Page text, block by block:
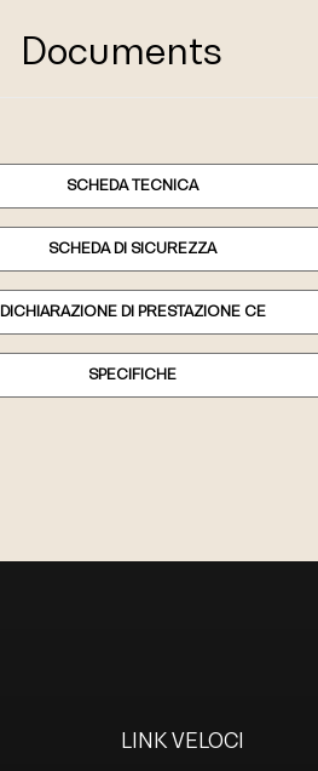
Documents
SCHEDA TECNICA
SCHEDA DI SICUREZZA
DICHIARAZIONE DI PRESTAZIONE CE
SPECIFICHE
LINK VELOCI